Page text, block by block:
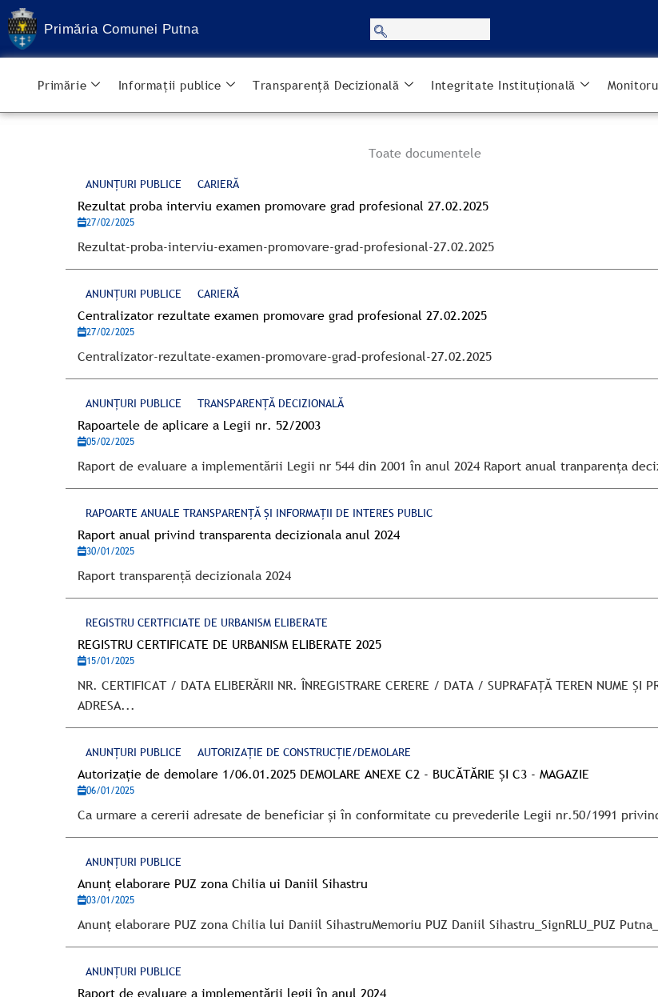
Treci
la
conținut
Primăria Comunei Putna
Primărie Informații publice Transparență Decizională Integritate Instituțională
Toate documentele
ANUNȚURI PUBLICE CARIERĂ
Rezultat proba interviu examen promovare grad profesional 27.02.2025
27/02/2025
Rezultat-proba-interviu-examen-promovare-grad-profesional-27.02.2025
ANUNȚURI PUBLICE CARIERĂ
Centralizator rezultate examen promovare grad profesional 27.02.2025
27/02/2025
Centralizator-rezultate-examen-promovare-grad-profesional-27.02.2025
ANUNȚURI PUBLICE TRANSPARENȚĂ DECIZIONALĂ
Rapoartele de aplicare a Legii nr. 52/2003
05/02/2025
Raport de evaluare a implementării Legii nr 544 din 2001 în anul 2024 Raport anual tranparența
RAPOARTE ANUALE TRANSPARENȚĂ ȘI INFORMAȚII DE INTERES PUBLIC
Raport anual privind transparenta decizionala anul 2024
30/01/2025
Raport transparență decizionala 2024
REGISTRU CERTFICIATE DE URBANISM ELIBERATE
REGISTRU CERTIFICATE DE URBANISM ELIBERATE 2025
15/01/2025
NR. CERTIFICAT / DATA ELIBERĂRII NR. ÎNREGISTRARE CERERE / DATA / SUPRAFAȚĂ TEREN NUME ȘI
ADRESA...
ANUNȚURI PUBLICE AUTORIZAȚIE DE CONSTRUCȚIE/DEMOLARE
Autorizație de demolare 1/06.01.2025 DEMOLARE ANEXE C2 - BUCĂTĂRIE ȘI C3 - MAGAZIE
06/01/2025
Ca urmare a cererii adresate de beneficiar și în conformitate cu prevederile Legii nr.50/1991
ANUNȚURI PUBLICE
Anunț elaborare PUZ zona Chilia ui Daniil Sihastru
03/01/2025
Anunț elaborare PUZ zona Chilia lui Daniil SihastruMemoriu PUZ Daniil Sihastru_SignRLU_PUZ
ANUNȚURI PUBLICE
Raport de evaluare a implementării legii în anul 2024